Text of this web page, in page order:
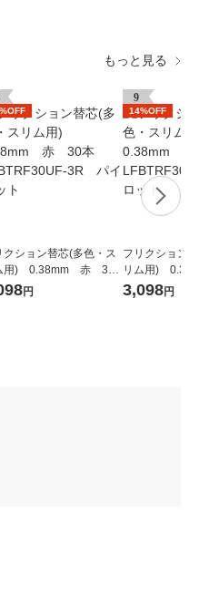
もっと見る
クション替芯(多色・ス
用) 0.38mm 赤 30
3R パイ
円
9
14%OFF
フリクション
リム用)
本
3,098円